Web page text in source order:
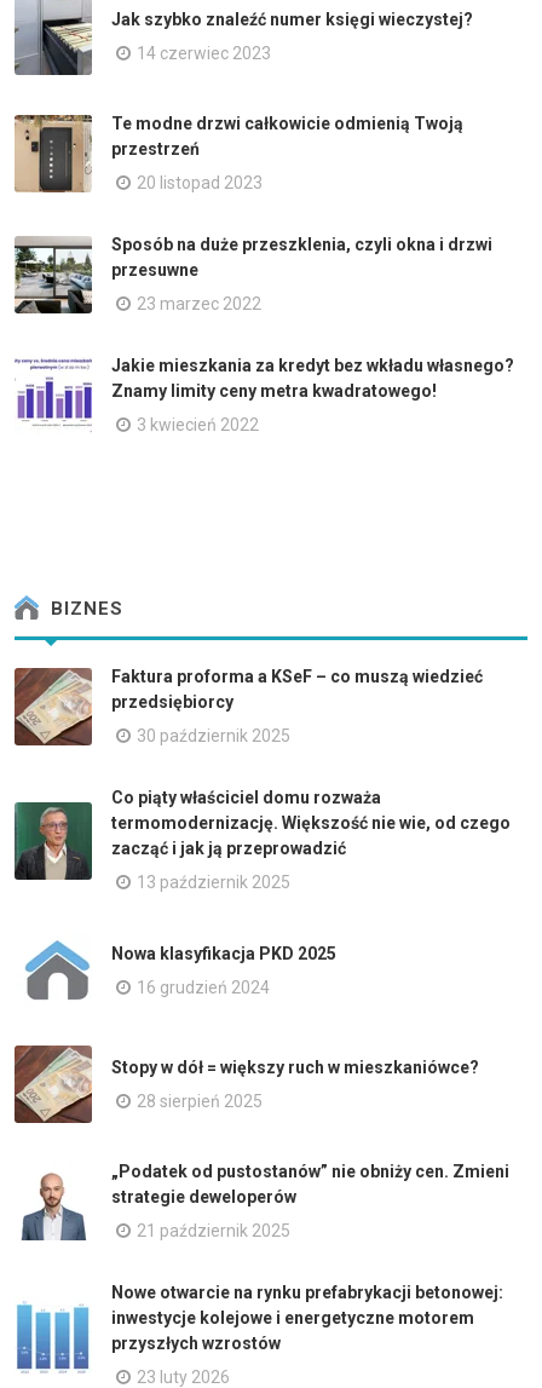
Jak szybko znaleźć numer księgi wieczystej?
14 czerwiec 2023
Te modne drzwi całkowicie odmienią Twoją
przestrzeń
20 listopad 2023
Sposób na duże przeszklenia, czyli okna i drzwi
przesuwne
23 marzec 2022
Jakie mieszkania za kredyt bez wkładu własnego?
Znamy limity ceny metra kwadratowego!
3 kwiecień 2022
BIZNES
Faktura proforma a KSeF – co muszą wiedzieć
przedsiębiorcy
30 październik 2025
Co piąty właściciel domu rozważa
termomodernizację. Większość nie wie, od czego
zacząć i jak ją przeprowadzić
13 październik 2025
Nowa klasyfikacja PKD 2025
16 grudzień 2024
Stopy w dół = większy ruch w mieszkaniówce?
28 sierpień 2025
„Podatek od pustostanów” nie obniży cen. Zmieni
strategie deweloperów
21 październik 2025
Nowe otwarcie na rynku prefabrykacji betonowej:
inwestycje kolejowe i energetyczne motorem
przyszłych wzrostów
23 luty 2026